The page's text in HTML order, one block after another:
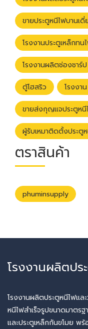
ขายประตูหนีไฟบานเดี่
โรงงานประตูเหล็กทน
โรงงานผลิตช่องชาร์ป
ตู้โฮสริว โรงงา
ขายส่งกุญแจประตูหนี
ผู้รับเหมาติดตั้งประตู
ตราสินค้า
phuminsupply
โรงงานผลิตปร
โรงงานผลิตประตูหนีไฟแล
หนีไฟสำเร็จรูปขนาดมาตร
และประตูเหล็กกันขโมย พ